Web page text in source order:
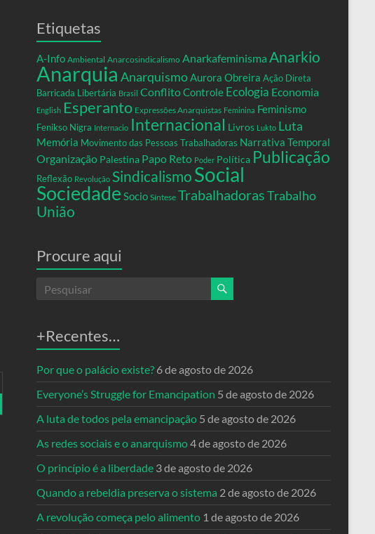
Etiquetas
A-Info Ambiental Anarcosindicalismo Anarkafeminisma Anarkio
Anarquia AnarquismoAurora Obreira Ação Direta
Barricada Libertária Brasil ConflitoControle Ecologia Economia
English Esperanto Expressões Anarquistas Feminina Feminismo
Fenikso Nigra Internacio Internacional Livros Lukto Luta
Memória Movimento das Pessoas Trabalhadoras Narrativa Temporal
Organização Palestina Papo Reto Poder Política Publicação
Reflexão Revolução Sindicalismo Social
Sociedade Socio Síntese TrabalhadorasTrabalho
União
Procure aqui
+Recentes…
Por que o palácio existe? 6 de agosto de 2026
Everyone’s Struggle for Emancipation 5 de agosto de 2026
A luta de todos pela emancipação 5 de agosto de 2026
As redes sociais e o anarquismo4 de agosto de 2026
O princípio é a liberdade 3 de agosto de 2026
Quando a rebeldia preserva o sistema 2 de agosto de 2026
A revolução começa pelo alimento 1 de agosto de 2026